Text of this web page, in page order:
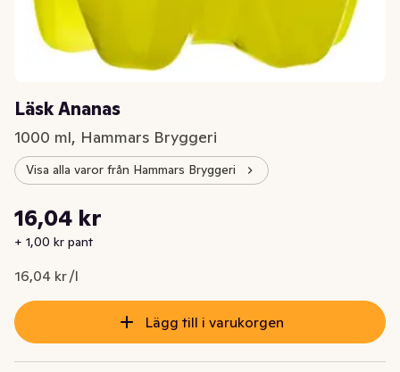
Läsk Ananas
1000 ml, Hammars Bryggeri
Visa alla varor från Hammars Bryggeri
Nuvarande pris är: 16,04 kr
16,04 kr
+ 1,00 kr pant
16,04 kr /l
Styckpris: 16,04 kr /l
Lägg till i varukorgen